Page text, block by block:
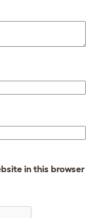
in this browser